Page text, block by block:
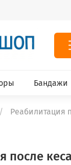
Бандажи
Реабилитация
после